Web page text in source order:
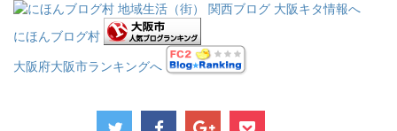
にほんブログ村
大阪府大阪市ランキングへ